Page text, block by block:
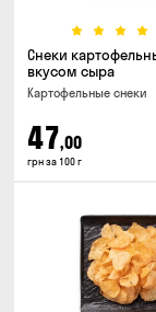
Снеки
вкусом сыра
Картофельные снеки
47,00
грн за 100 г